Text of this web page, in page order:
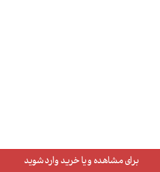
برای مشاهده و یا خرید وارد شوید